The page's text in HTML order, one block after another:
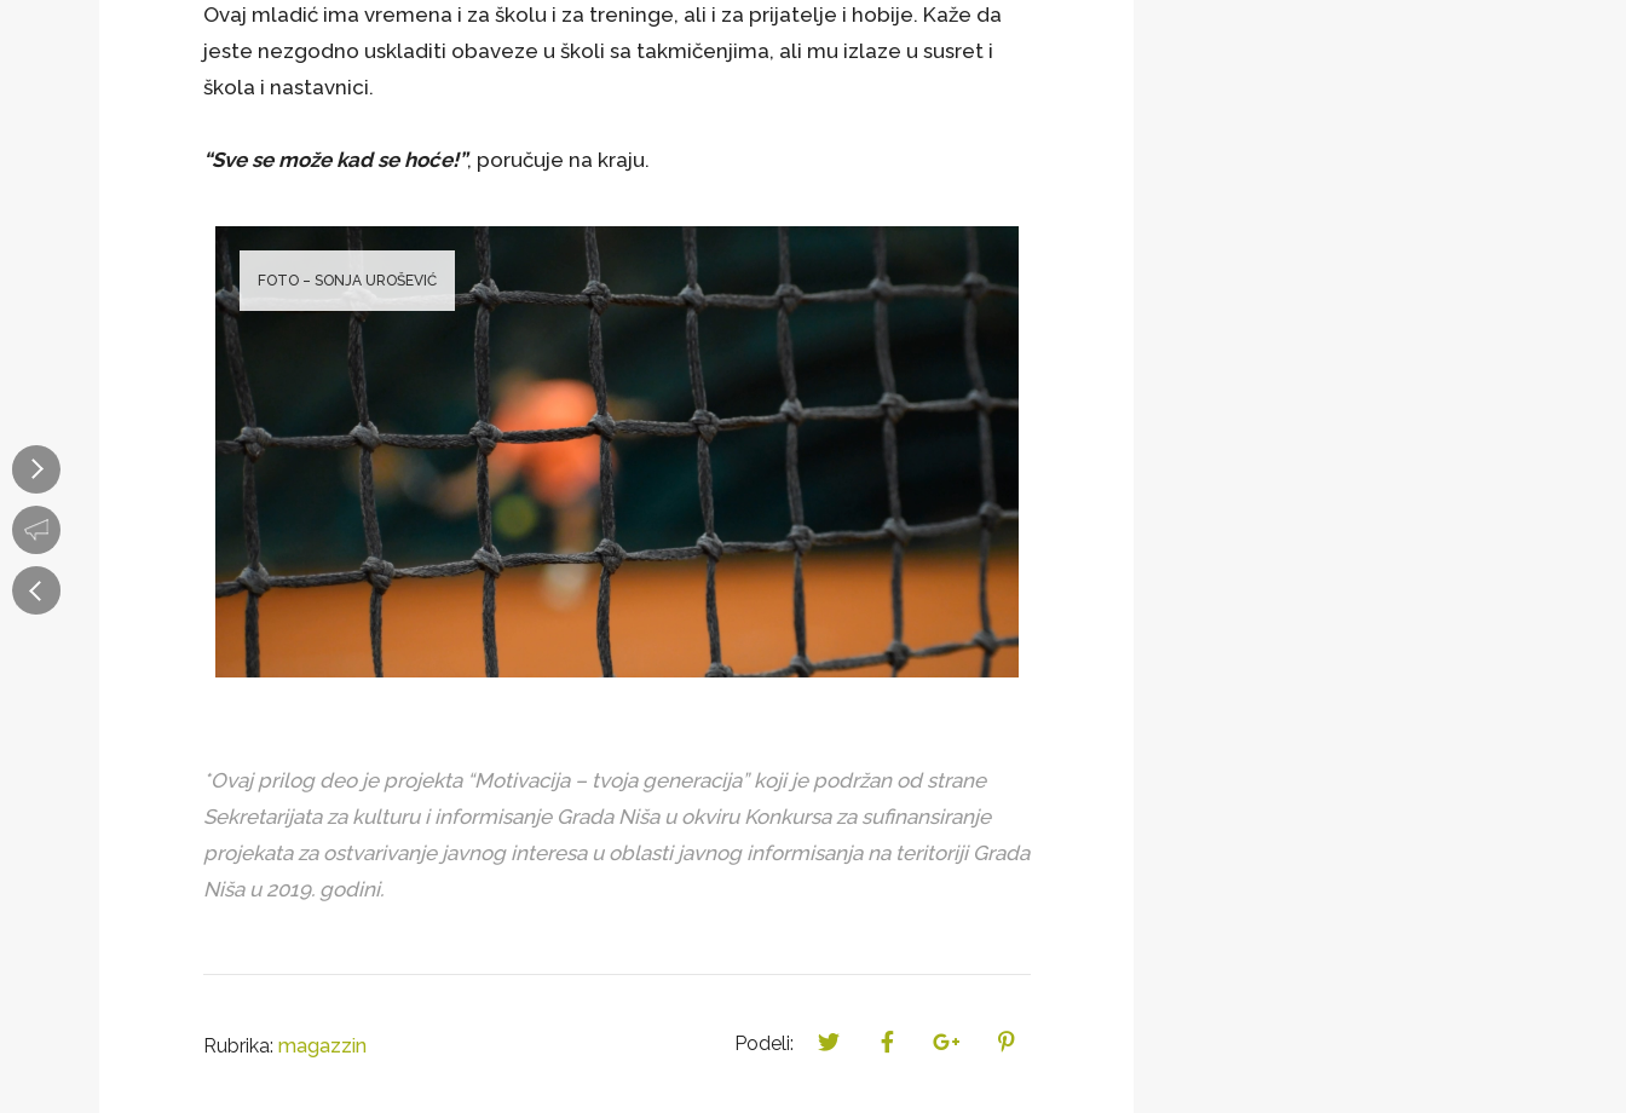
Ovaj mladić ima vremena i za školu i za treninge, ali i za prijatelje i hobije. Kaže da
jeste nezgodno uskladiti obaveze u školi sa takmičenjima, ali mu izlaze u susret i
škola i nastavnici.
“Sve se može kad se hoće!”, poručuje na kraju.
FOTO – SONJA UROŠEVIĆ
*Ovaj prilog deo je projekta “Motivacija – tvoja generacija” koji je podržan od strane
Sekretarijata za kulturu i informisanje Grada Niša u okviru Konkursa za sufinansiranje
projekata za ostvarivanje javnog interesa u oblasti javnog informisanja na teritoriji Grada
Niša u 2019. godini.
Rubrika: magazzin Podeli: